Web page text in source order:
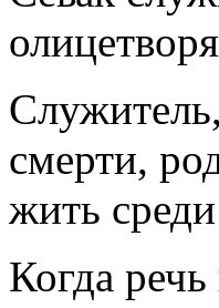
смерти,
жить
Когда